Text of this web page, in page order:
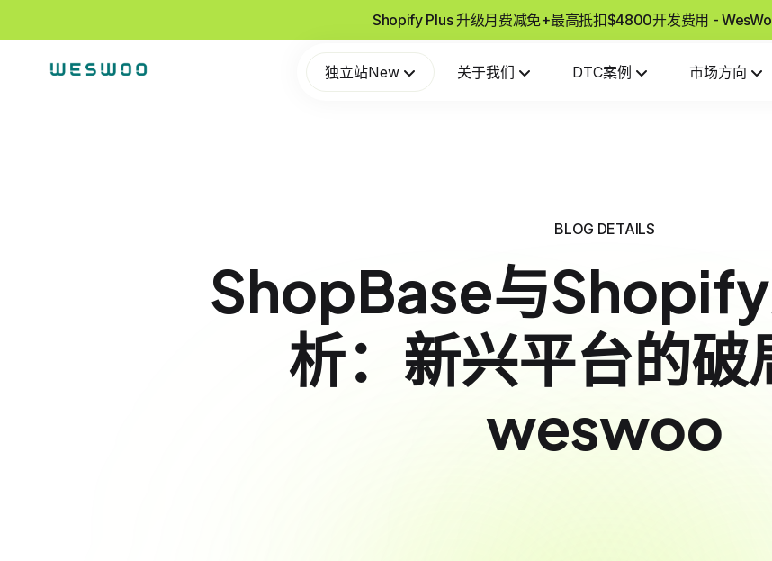
Shopify Plus 升级月费减免+最高抵扣$4800开发费用 -
独立站New 关于我们 DTC案例 市场方向
BLOG DETAILS
ShopBase与
析：新兴平台的破
weswoo